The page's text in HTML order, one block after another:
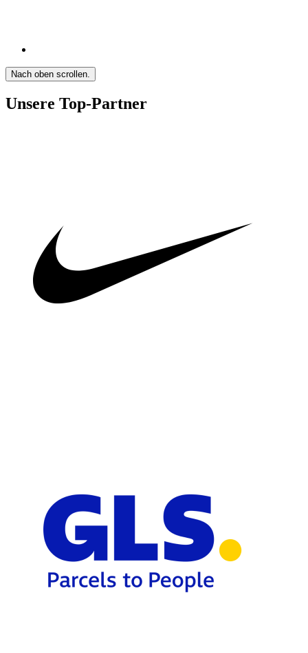
Nach oben scrollen.
Unsere Top-Partner